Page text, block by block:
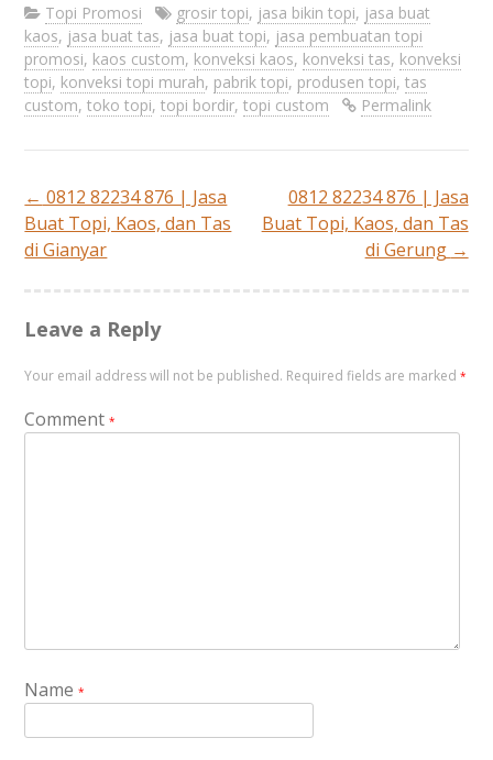
Topi Promosi grosir topi, jasa bikin topi, jasa buat
kaos, jasa buat tas, jasa buat topi, jasa pembuatan topi
promosi, kaos custom, konveksi kaos, konveksi tas, konveksi
topi, konveksi topi murah, pabrik topi, produsen topi,tas
custom,toko topi,topi bordir,topi custom Permalink
Post
navigation
← 0812 82234 876 | Jasa
Buat Topi, Kaos, dan Tas
di Gianyar
0812 82234 876 | Jasa
Buat Topi, Kaos, dan Tas
di Gerung →
Leave a Reply
Your email address will not be published. Required fields are marked*
Comment*
Name*